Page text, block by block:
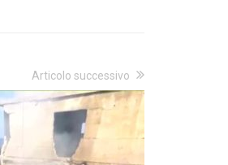
Articolo successivo